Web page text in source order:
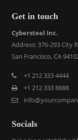
Get in touch
Cybersteel Inc.
Address: 376-293 City
San Francisco, CA
+1 212 333 4444
+1 212 333 8888
Socials